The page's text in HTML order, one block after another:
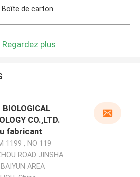
Boîte de carton
Regardez plus
BIOLOGICAL
CO.,LTD.
fabricant
1199 , NO 119
ROAD JINSHA
AREA